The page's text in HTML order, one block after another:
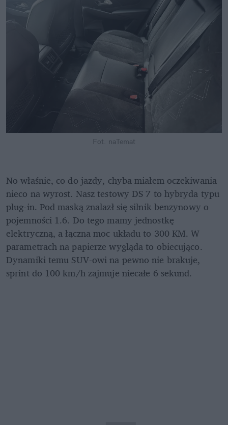
Fot. naTemat
No właśnie, co do jazdy, chyba miałem oczekiwania
nieco na wyrost. Nasz testowy DS 7 to hybryda typu
plug-in. Pod maską znalazł się silnik benzynowy o
pojemności 1.6. Do tego mamy jednostkę
elektryczną, a łączna moc układu to 300 KM. W
parametrach na papierze wygląda to obiecująco.
Dynamiki temu SUV-owi na pewno nie brakuje,
sprint do 100 km/h zajmuje niecałe 6 sekund.